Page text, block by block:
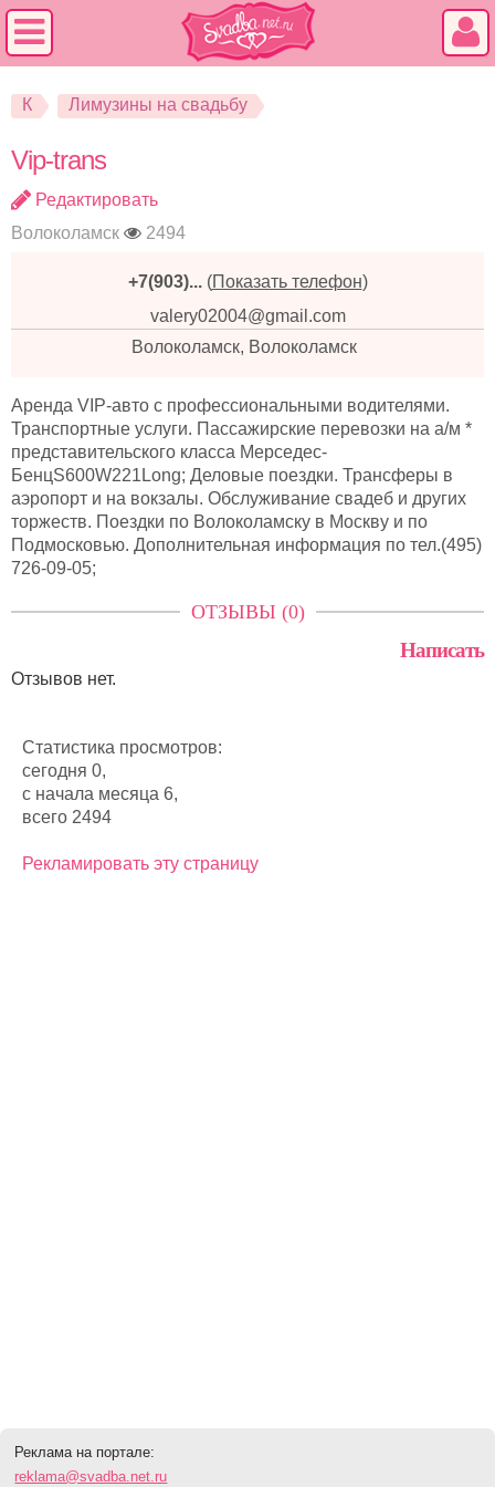
К Лимузины на свадьбу
Vip-trans
Редактировать
Волоколамск
2494
+7(903)... (Показать телефон)
valery02004@gmail.com
Волоколамск, Волоколамск
Аренда VIP-авто с профессиональными водителями.
Транспортные услуги. Пассажирские перевозки на а/м *
представительского класca Мерседес-
БенцS600W221Long; Деловые поездки. Трансферы в
аэропорт и на вокзалы. Обслуживание свадеб и других
торжеств. Поездки по Волоколамску в Москву и по
Подмосковью. Дополнительная информация по тел.(495)
726-09-05;
ОТЗЫВЫ (0)
Написать
Отзывов нет.
Статистика просмотров:
сегодня 0,
с начала месяца 6,
всего 2494
Рекламировать эту страницу
Реклама на портале:
reklama@svadba.net.ru